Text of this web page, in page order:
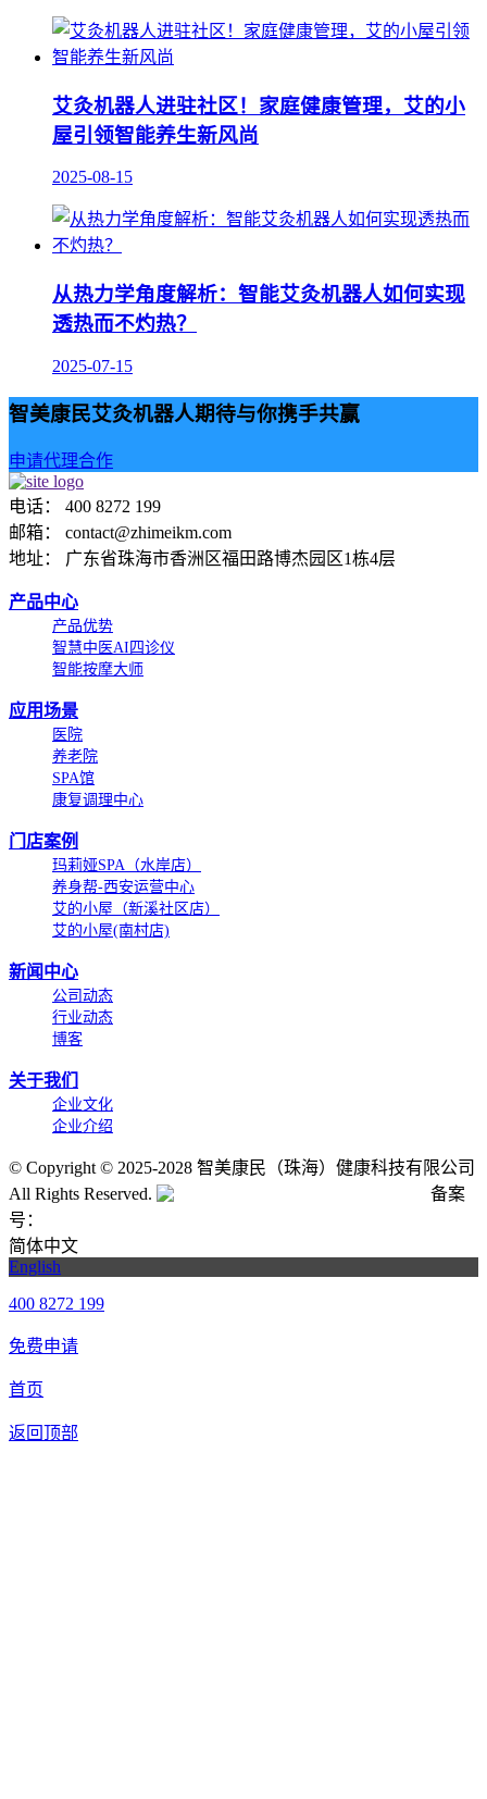
艾灸机器人进驻社区！家庭健康管理，艾的小
屋引领智能养生新风尚
2025-08-15
从热力学角度解析：智能艾灸机器人如何实现
透热而不灼热？
2025-07-15
智美康民艾灸机器人期待与你携手共赢
申请代理合作
电话： 400 8272 199
邮箱： contact@zhimeikm.com
地址： 广东省珠海市香洲区福田路博杰园区1栋4层
产品中心
产品优势
智慧中医AI四诊仪
智能按摩大师
应用场景
医院
养老院
SPA馆
康复调理中心
门店案例
玛莉娅SPA（水岸店）
养身帮-西安运营中心
艾的小屋（新溪社区店）
艾的小屋(南村店)
新闻中心
公司动态
行业动态
博客
关于我们
企业文化
企业介绍
© Copyright © 2025-2028 智美康民（珠海）健康科技有限公司
All Rights Reserved.
备案
号：
简体中文
English
400 8272 199
免费申请
首页
返回顶部